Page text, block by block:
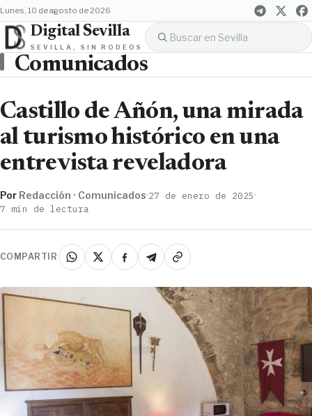
lunes, 10 de agosto de 2026
Digital Sevilla
SEVILLA, SIN RODEOS
Comunicados
Castillo de Añón, una mirada
al turismo histórico en una
entrevista reveladora
Por Redacción · Comunicados·27 de enero de 2025·
7 min de lectura
COMPARTIR